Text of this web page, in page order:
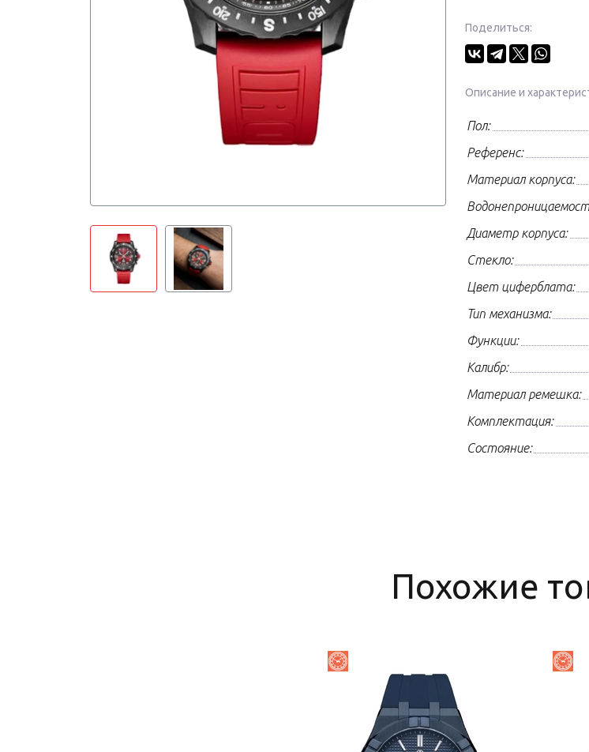
Поделиться:
Описание и
Пол:
Референс:
Материал корпуса:
Диаметр корпуса:
Стекло:
Цвет циферблата:
Тип механизма:
Функции:
Калибр:
Материал ремешка:
Комплектация:
Состояние:
Похожие